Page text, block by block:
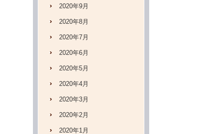
2020年9月
2020年8月
2020年7月
2020年6月
2020年5月
2020年4月
2020年3月
2020年2月
2020年1月